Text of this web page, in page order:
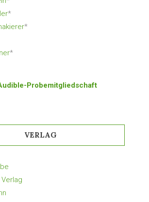
*
*
*
Probemitgliedschaft
VERLAG